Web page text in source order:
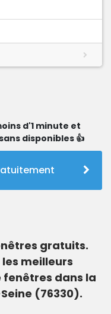
d'1 minute et
disponibles 👍
gratuits.
meilleurs
dans la
(76330).